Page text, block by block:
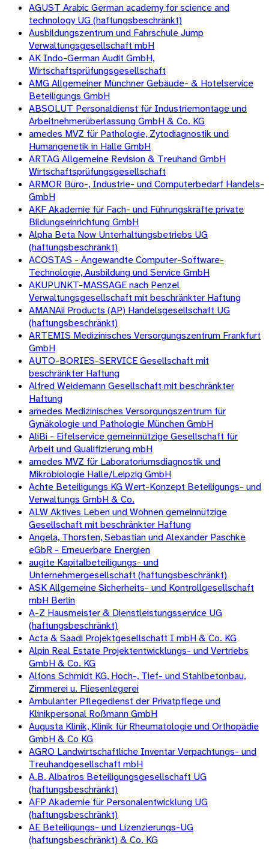
AGUST Arabic German academy for science and
technology UG (haftungsbeschränkt)
Ausbildungszentrum und Fahrschule Jump
Verwaltungsgesellschaft mbH
AK Indo-German Audit GmbH,
Wirtschaftsprüfungsgesellschaft
AMG Allgemeiner Münchner Gebäude- & Hotelservice
Beteiligungs GmbH
ABSOLUT Personaldienst für Industriemontage und
Arbeitnehmerüberlassung GmbH & Co. KG
amedes MVZ für Pathologie, Zytodiagnostik und
Humangenetik in Halle GmbH
ARTAG Allgemeine Revision & Treuhand GmbH
Wirtschaftsprüfungsgesellschaft
ARMOR Büro-, Industrie- und Computerbedarf Handels-
GmbH
AKF Akademie für Fach- und Führungskräfte private
Bildungseinrichtung GmbH
Alpha Beta Now Unterhaltungsbetriebs UG
(haftungsbeschränkt)
ACOSTAS - Angewandte Computer-Software-
Technologie, Ausbildung und Service GmbH
AKUPUNKT-MASSAGE nach Penzel
Verwaltungsgesellschaft mit beschränkter Haftung
AMANAii Products (AP) Handelsgesellschaft UG
(haftungsbeschränkt)
ARTEMIS Medizinisches Versorgungszentrum Frankfurt
GmbH
AUTO-BORIES-SERVICE Gesellschaft mit
beschränkter Haftung
Alfred Weidemann Gesellschaft mit beschränkter
Haftung
amedes Medizinisches Versorgungszentrum für
Gynäkologie und Pathologie München GmbH
AliBi - Eifelservice gemeinnützige Gesellschaft für
Arbeit und Qualifizierung mbH
amedes MVZ für Laboratoriumsdiagnostik und
Mikrobiologie Halle/Leipzig GmbH
Achte Beteiligungs KG Wert-Konzept Beteiligungs- und
Verwaltungs GmbH & Co.
ALW Aktives Leben und Wohnen gemeinnützige
Gesellschaft mit beschränkter Haftung
Angela, Thorsten, Sebastian und Alexander Paschke
eGbR - Erneuerbare Energien
augite Kapitalbeteiligungs- und
Unternehmergesellschaft (haftungsbeschränkt)
ASK Allgemeine Sicherheits- und Kontrollgesellschaft
mbH Berlin
A-Z Hausmeister & Dienstleistungsservice UG
(haftungsbeschränkt)
Acta & Saadi Projektgesellschaft I mbH & Co. KG
Alpin Real Estate Projektentwicklungs- und Vertriebs
GmbH & Co. KG
Alfons Schmidt KG, Hoch-, Tief- und Stahlbetonbau,
Zimmerei u. Fliesenlegerei
Ambulanter Pflegedienst der Privatpflege und
Klinikpersonal Roßmann GmbH
Augusta Klinik, Klinik für Rheumatologie und Orthopädie
GmbH & Co KG
AGRO Landwirtschaftliche Inventar Verpachtungs- und
Treuhandgesellschaft mbH
A.B. Albatros Beteiligungsgesellschaft UG
(haftungsbeschränkt)
AFP Akademie für Personalentwicklung UG
(haftungsbeschränkt)
AE Beteiligungs- und Lizenzierungs-UG
(haftungsbeschränkt) & Co. KG